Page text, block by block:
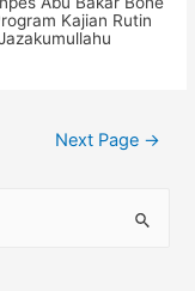
Kajian Rutin
Next Page →